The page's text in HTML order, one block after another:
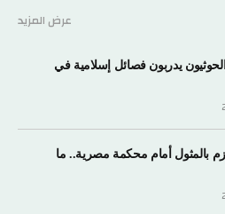
عرض المزيد
يدربون فصائل إسلامية في
بالمثول أمام محكمة مصرية.. ما